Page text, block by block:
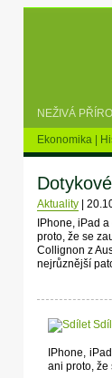
NEŽIVÁ
Ekonomika |
Aktuality|
IPhone, iPad
proto, že se
Collignon z
nejrůznější
IPhone,
ani proto, že